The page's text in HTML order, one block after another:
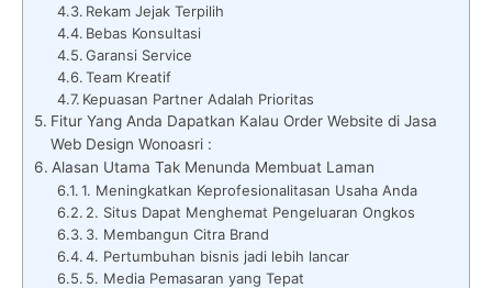
Rekam Jejak Terpilih
Bebas Konsultasi
Garansi Service
Team Kreatif
Kepuasan Partner Adalah Prioritas
Fitur Yang Anda Dapatkan Kalau Order Website di Jasa
Web Design Wonoasri :
Alasan Utama Tak Menunda Membuat Laman
1. Meningkatkan Keprofesionalitasan Usaha Anda
2. Situs Dapat Menghemat Pengeluaran Ongkos
3. Membangun Citra Brand
4. Pertumbuhan bisnis jadi lebih lancar
5. Media Pemasaran yang Tepat